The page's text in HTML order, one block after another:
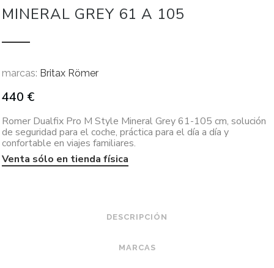
MINERAL GREY 61 A 105
marcas: Britax Römer
440 €
Romer Dualfix Pro M Style Mineral Grey 61-105 cm, solución
de seguridad para el coche, práctica para el día a día y
confortable en viajes familiares.
Venta sólo en tienda física
DESCRIPCIÓN
MARCAS